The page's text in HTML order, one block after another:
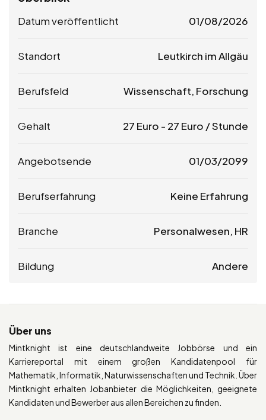
Datum veröffentlicht 01/08/2026
Standort Leutkirch im Allgäu
Berufsfeld Wissenschaft, Forschung
Gehalt 27 Euro - 27 Euro / Stunde
Angebotsende 01/03/2099
Berufserfahrung Keine Erfahrung
Branche Personalwesen, HR
Bildung Andere
Über uns
Mintknight ist eine deutschlandweite Jobbörse und ein
Karriereportal mit einem großen Kandidatenpool für
Mathematik, Informatik, Naturwissenschaften und Technik. Über
Mintknight erhalten Jobanbieter die Möglichkeiten, geeignete
Kandidaten und Bewerber aus allen Bereichen zu finden.